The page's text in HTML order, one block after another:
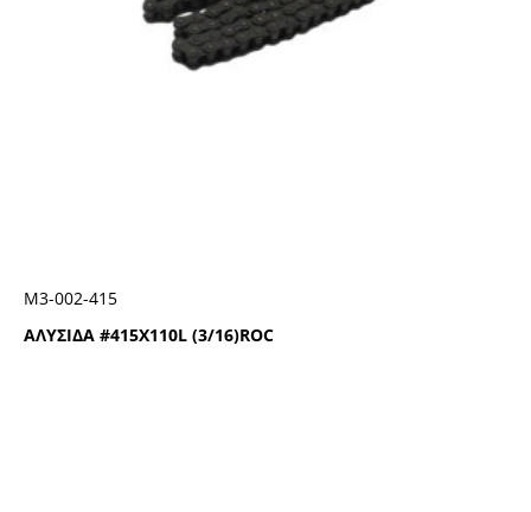
ΑΛΥΣΙΔΑ #415Χ110L (3/16)ROC
Μ3-002-415